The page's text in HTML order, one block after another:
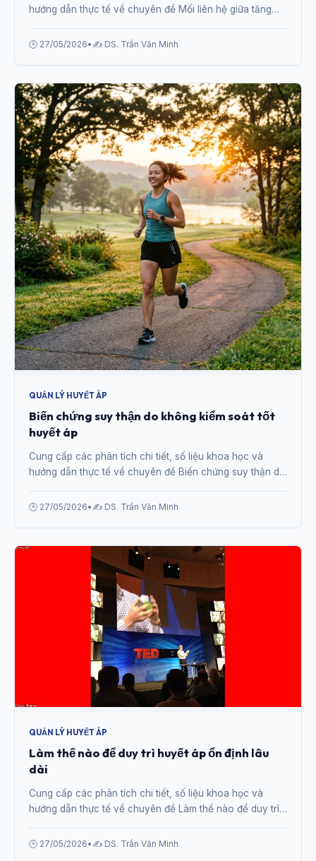
hướng dẫn thực tế về chuyên đề Mối liên hệ giữa tăng
🕒 27/05/2026• ✍️ DS. Trần Văn Minh
QUẢN LÝ HUYẾT ÁP
Biến chứng suy thận do không kiểm soát tốt
huyết áp
Cung cấp các phân tích chi tiết, số liệu khoa học và
hướng dẫn thực tế về chuyên đề Biến chứng suy thận do
🕒 27/05/2026• ✍️ DS. Trần Văn Minh
QUẢN LÝ HUYẾT ÁP
Làm thế nào để duy trì huyết áp ổn định lâu
dài
Cung cấp các phân tích chi tiết, số liệu khoa học và
hướng dẫn thực tế về chuyên đề Làm thế nào để duy trì
🕒 27/05/2026• ✍️ DS. Trần Văn Minh